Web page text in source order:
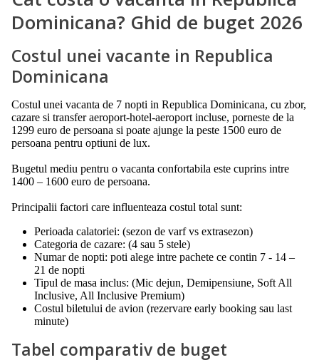
Dominicana? Ghid de buget 2026
Costul unei vacante in Republica
Dominicana
Costul unei vacanta de 7 nopti in Republica Dominicana, cu zbor,
cazare si transfer aeroport-hotel-aeroport incluse, porneste de la
1299 euro de persoana si poate ajunge la peste 1500 euro de
persoana pentru optiuni de lux.
Bugetul mediu pentru o vacanta confortabila este cuprins intre
1400 – 1600 euro de persoana.
Principalii factori care influenteaza costul total sunt:
Perioada calatoriei: (sezon de varf vs extrasezon)
Categoria de cazare: (4 sau 5 stele)
Numar de nopti: poti alege intre pachete ce contin 7 - 14 –
21 de nopti
Tipul de masa inclus: (Mic dejun, Demipensiune, Soft All
Inclusive, All Inclusive Premium)
Costul biletului de avion (rezervare early booking sau last
minute)
Tabel comparativ de buget